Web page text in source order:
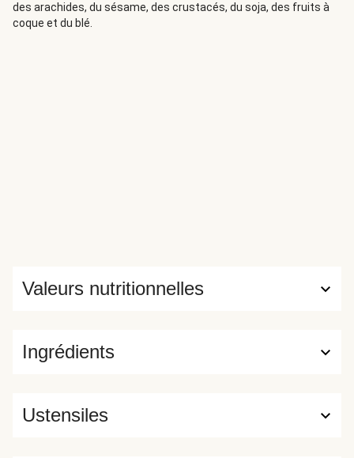
des arachides, du sésame, des crustacés, du soja, des fruits à
coque et du blé.
Ingrédients
Valeurs nutritionnelles
Ustensiles